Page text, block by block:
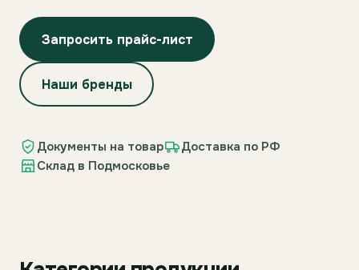
Запросить прайс-лист
Наши бренды
Документы на товар
Доставка по РФ
Склад в Подмосковье